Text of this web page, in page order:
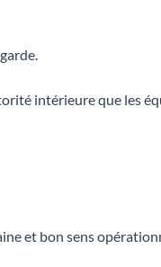
intérieure que les
et bon sens